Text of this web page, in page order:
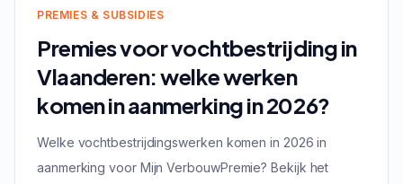
PREMIES & SUBSIDIES
Premies voor vochtbestrijding in
Vlaanderen: welke werken
komen in aanmerking in 2026?
Welke vochtbestrijdingswerken komen in 2026 in
aanmerking voor Mijn VerbouwPremie? Bekijk het